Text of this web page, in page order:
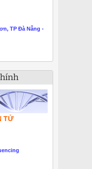
TP Đà Nẵng -
TỬ